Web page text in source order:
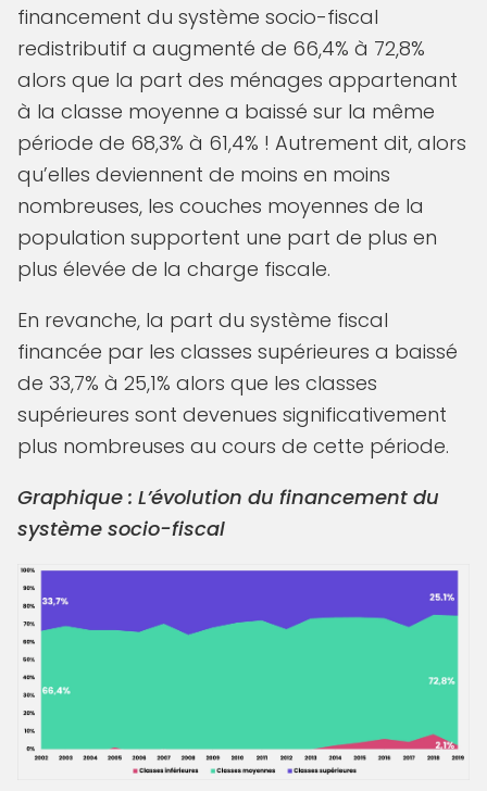
financement du système socio-fiscal
redistributif a augmenté de 66,4% à 72,8%
alors que la part des ménages appartenant
à la classe moyenne a baissé sur la même
période de 68,3% à 61,4% ! Autrement dit, alors
qu’elles deviennent de moins en moins
nombreuses, les couches moyennes de la
population supportent une part de plus en
plus élevée de la charge fiscale.
En revanche, la part du système fiscal
financée par les classes supérieures a baissé
de 33,7% à 25,1% alors que les classes
supérieures sont devenues significativement
plus nombreuses au cours de cette période.
Graphique : L’évolution du financement du
système socio-fiscal